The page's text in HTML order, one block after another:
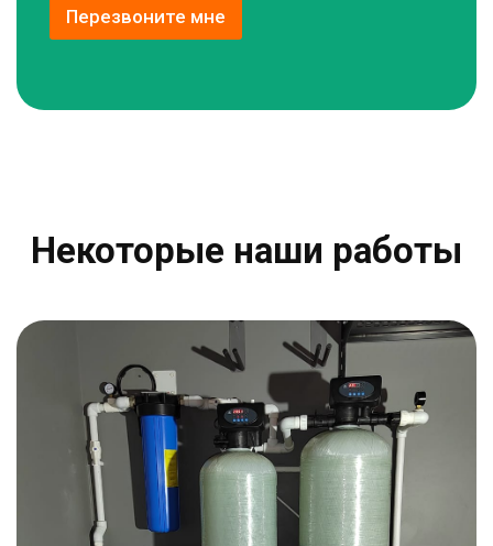
Перезвоните мне
Некоторые наши работы​